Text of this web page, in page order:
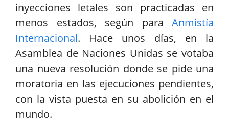
inyecciones letales son practicadas en
menos estados, según para Anmistía
Internacional. Hace unos días, en la
Asamblea de Naciones Unidas se votaba
una nueva resolución donde se pide una
moratoria en las ejecuciones pendientes,
con la vista puesta en su abolición en el
mundo.